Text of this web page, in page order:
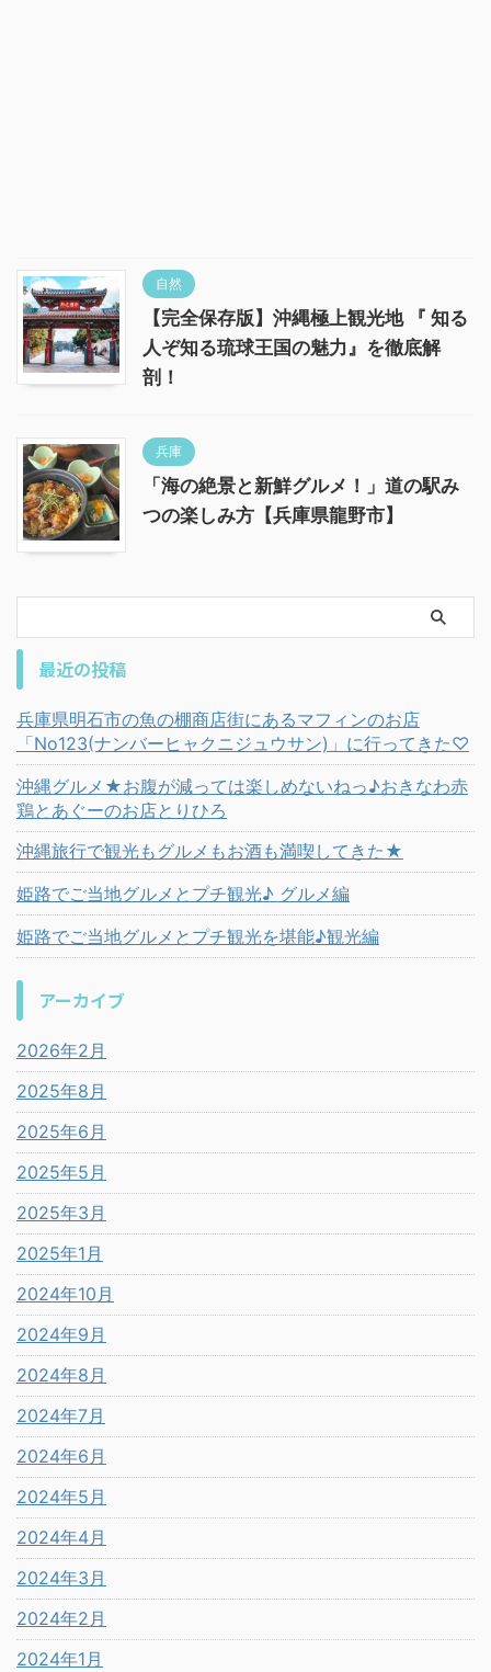
自然
【完全保存版】沖縄極上観光地 『 知る
人ぞ知る琉球王国の魅力』を徹底解
剖！
兵庫
「海の絶景と新鮮グルメ！」道の駅み
つの楽しみ方【兵庫県龍野市】
最近の投稿
兵庫県明石市の魚の棚商店街にあるマフィンのお店
「No123(ナンバーヒャクニジュウサン)」に行ってきた♡
沖縄グルメ★お腹が減っては楽しめないねっ♪おきなわ赤
鶏とあぐーのお店とりひろ
沖縄旅行で観光もグルメもお酒も満喫してきた★
姫路でご当地グルメとプチ観光♪ グルメ編
姫路でご当地グルメとプチ観光を堪能♪観光編
アーカイブ
2026年2月
2025年8月
2025年6月
2025年5月
2025年3月
2025年1月
2024年10月
2024年9月
2024年8月
2024年7月
2024年6月
2024年5月
2024年4月
2024年3月
2024年2月
2024年1月